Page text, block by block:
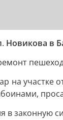
. Новикова в
на участке
в законную